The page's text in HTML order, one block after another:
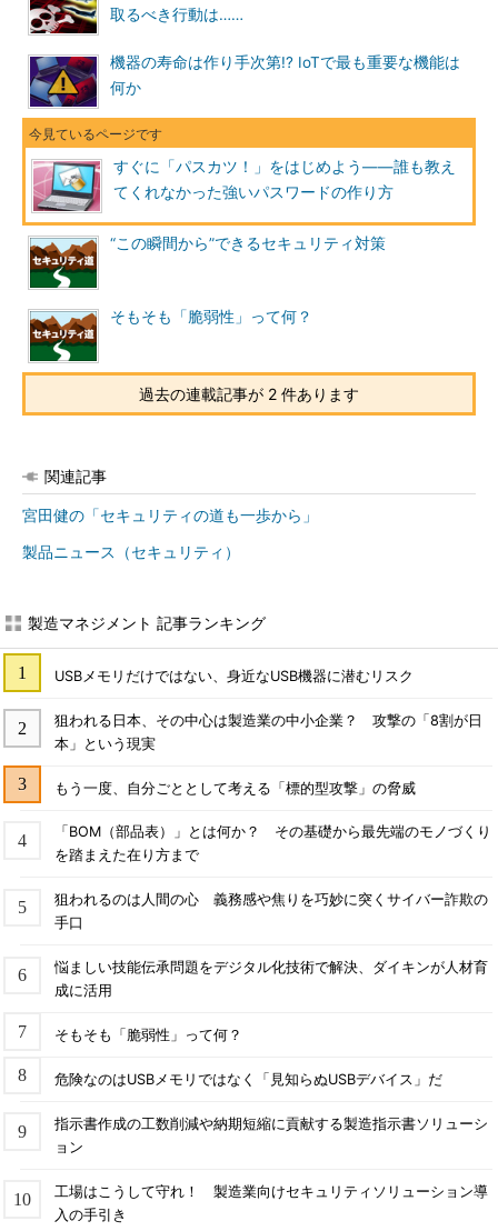
取るべき行動は……
機器の寿命は作り手次第!? IoTで最も重要な機能は
何か
すぐに「パスカツ！」をはじめよう――誰も教え
てくれなかった強いパスワードの作り方
“この瞬間から”できるセキュリティ対策
そもそも「脆弱性」って何？
過去の連載記事が 2 件あります
関連記事
宮田健の「セキュリティの道も一歩から」
製品ニュース（セキュリティ）
製造マネジメント 記事ランキング
USBメモリだけではない、身近なUSB機器に潜むリスク
狙われる日本、その中心は製造業の中小企業？ 攻撃の「8割が日
本」という現実
もう一度、自分ごととして考える「標的型攻撃」の脅威
「BOM（部品表）」とは何か？ その基礎から最先端のモノづくり
を踏まえた在り方まで
狙われるのは人間の心 義務感や焦りを巧妙に突くサイバー詐欺の
手口
悩ましい技能伝承問題をデジタル化技術で解決、ダイキンが人材育
成に活用
そもそも「脆弱性」って何？
危険なのはUSBメモリではなく「見知らぬUSBデバイス」だ
指示書作成の工数削減や納期短縮に貢献する製造指示書ソリューシ
ョン
工場はこうして守れ！ 製造業向けセキュリティソリューション導
入の手引き